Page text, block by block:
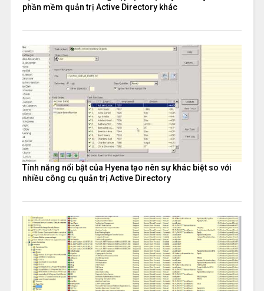
phần mềm quản trị Active Directory khác
Tính năng nổi bật của Hyena tạo nên sự khác biệt so với
nhiều công cụ quản trị Active Directory